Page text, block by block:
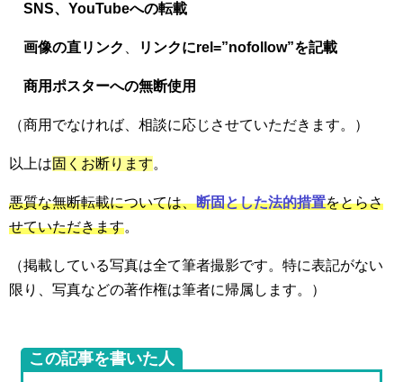
SNS、 YouTubeへの転載
画像の直リンク リンクにrel=”nofollow”を記載
商用ポスターへの無断使用
（商用でなければ、相談に応じさせていただきます。）
以上は固くお断ります。
悪質な無断転載については、断固とした法的措置をとらさ
せていただきます。
（掲載している写真は全て筆者撮影です。特に表記がない
限り、写真などの著作権は筆者に帰属します。）
この記事を書いた人